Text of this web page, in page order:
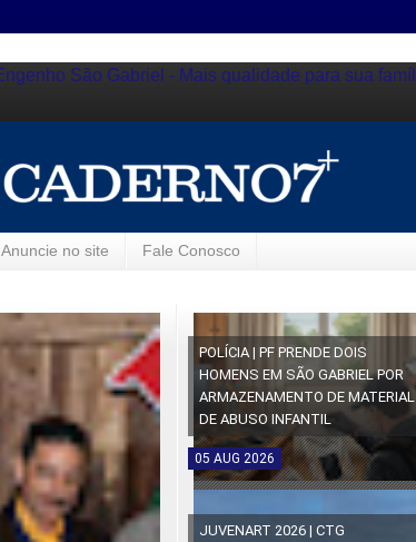
Anuncie no site Fale Conosco
POLÍCIA | PF PRENDE DOIS
HOMENS EM SÃO GABRIEL POR
ARMAZENAMENTO DE MATERIAL
DE ABUSO INFANTIL
05 AUG 2026
JUVENART 2026 | CTG